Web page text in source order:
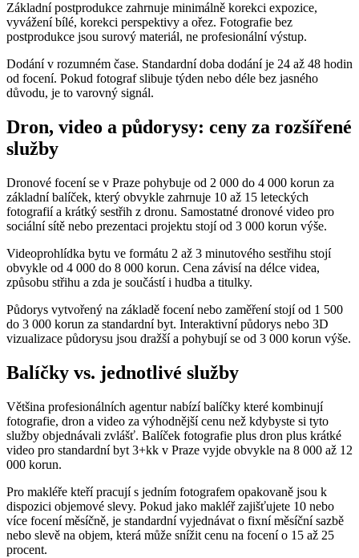
Základní postprodukce zahrnuje minimálně korekci expozice,
vyvážení bílé, korekci perspektivy a ořez. Fotografie bez
postprodukce jsou surový materiál, ne profesionální výstup.
Dodání v rozumném čase. Standardní doba dodání je 24 až 48 hodin
od focení. Pokud fotograf slibuje týden nebo déle bez jasného
důvodu, je to varovný signál.
Dron, video a půdorysy: ceny za rozšířené
služby
Dronové focení se v Praze pohybuje od 2 000 do 4 000 korun za
základní balíček, který obvykle zahrnuje 10 až 15 leteckých
fotografií a krátký sestřih z dronu. Samostatné dronové video pro
sociální sítě nebo prezentaci projektu stojí od 3 000 korun výše.
Videoprohlídka bytu ve formátu 2 až 3 minutového sestřihu stojí
obvykle od 4 000 do 8 000 korun. Cena závisí na délce videa,
způsobu střihu a zda je součástí i hudba a titulky.
Půdorys vytvořený na základě focení nebo zaměření stojí od 1 500
do 3 000 korun za standardní byt. Interaktivní půdorys nebo 3D
vizualizace půdorysu jsou dražší a pohybují se od 3 000 korun výše.
Balíčky vs. jednotlivé služby
Většina profesionálních agentur nabízí balíčky které kombinují
fotografie, dron a video za výhodnější cenu než kdybyste si tyto
služby objednávali zvlášť. Balíček fotografie plus dron plus krátké
video pro standardní byt 3+kk v Praze vyjde obvykle na 8 000 až 12
000 korun.
Pro makléře kteří pracují s jedním fotografem opakovaně jsou k
dispozici objemové slevy. Pokud jako makléř zajišťujete 10 nebo
více focení měsíčně, je standardní vyjednávat o fixní měsíční sazbě
nebo slevě na objem, která může snížit cenu na focení o 15 až 25
procent.